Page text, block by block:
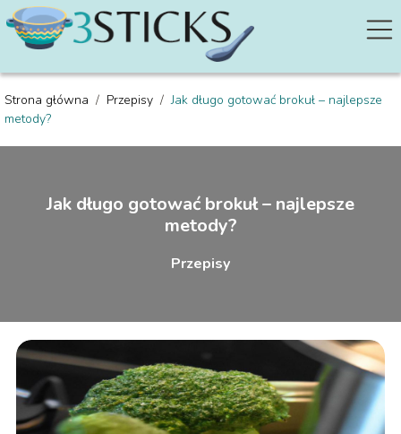
Strona główna / Przepisy /Jak długo gotować brokuł – najlepsze
metody?
Jak długo gotować brokuł – najlepsze
metody?
Przepisy